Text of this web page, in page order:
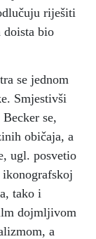
riješiti
doista bio
se jednom
Smjestivši
se,
običaja, a
ugl. posvetio
tako i
dojmljivom
a